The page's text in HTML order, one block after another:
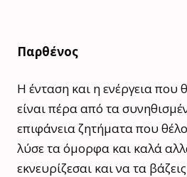
Παρθένος
Η ένταση και η ενέργεια που
είναι πέρα από τα
επιφάνεια ζητήματα που
λύσε τα όμορφα και καλά
εκνευρίζεσαι και να τα